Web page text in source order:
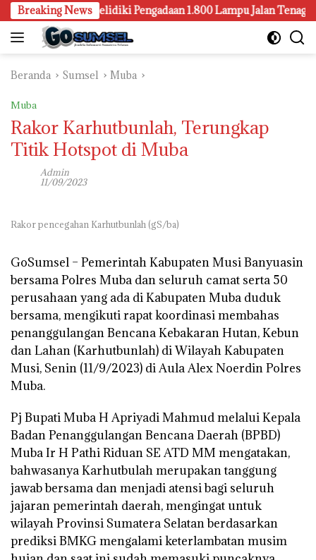
Langsung
ke
konten
Breaking News
Juga Selidiki Pengadaan 1.800 Lampu Jalan Tenaga
Beranda Sumsel Muba
Muba
Rakor Karhutbunlah, Terungkap
Titik Hotspot di Muba
Admin
11/09/2023
Rakor pencegahan Karhutbunlah (gS/ba)
GoSumsel – Pemerintah Kabupaten Musi Banyuasin
bersama Polres Muba dan seluruh camat serta 50
perusahaan yang ada di Kabupaten Muba duduk
bersama, mengikuti rapat koordinasi membahas
penanggulangan Bencana Kebakaran Hutan, Kebun
dan Lahan (Karhutbunlah) di Wilayah Kabupaten
Musi, Senin (11/9/2023) di Aula Alex Noerdin Polres
Muba.
Pj Bupati Muba H Apriyadi Mahmud melalui Kepala
Badan Penanggulangan Bencana Daerah (BPBD)
Muba Ir H Pathi Riduan SE ATD MM mengatakan,
bahwasanya Karhutbulah merupakan tanggung
jawab bersama dan menjadi atensi bagi seluruh
jajaran pemerintah daerah, mengingat untuk
wilayah Provinsi Sumatera Selatan berdasarkan
prediksi BMKG mengalami keterlambatan musim